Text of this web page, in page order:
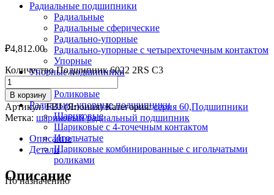
Радиальные подшипники
Радиальные
Радиальные сферические
Радиально-упорные
Радиально-упорные с четырехточечным контактом
Упорные
Упорные подшипники
Роликовые
Радиально-упорные подшипники
Шариковые
Шариковые с 4-точечным контактом
Игольчатые
Шариковые комбинированные с игольчатыми
роликами
По назначению
₽4,812.00
Количество Подшипник 6022 2RS C3
В корзину
Артикул:FBJ (Япония) Категория:серия 60,Подшипники
Метка: шариковый радиальный подшипник
Описание
Детали
Описание